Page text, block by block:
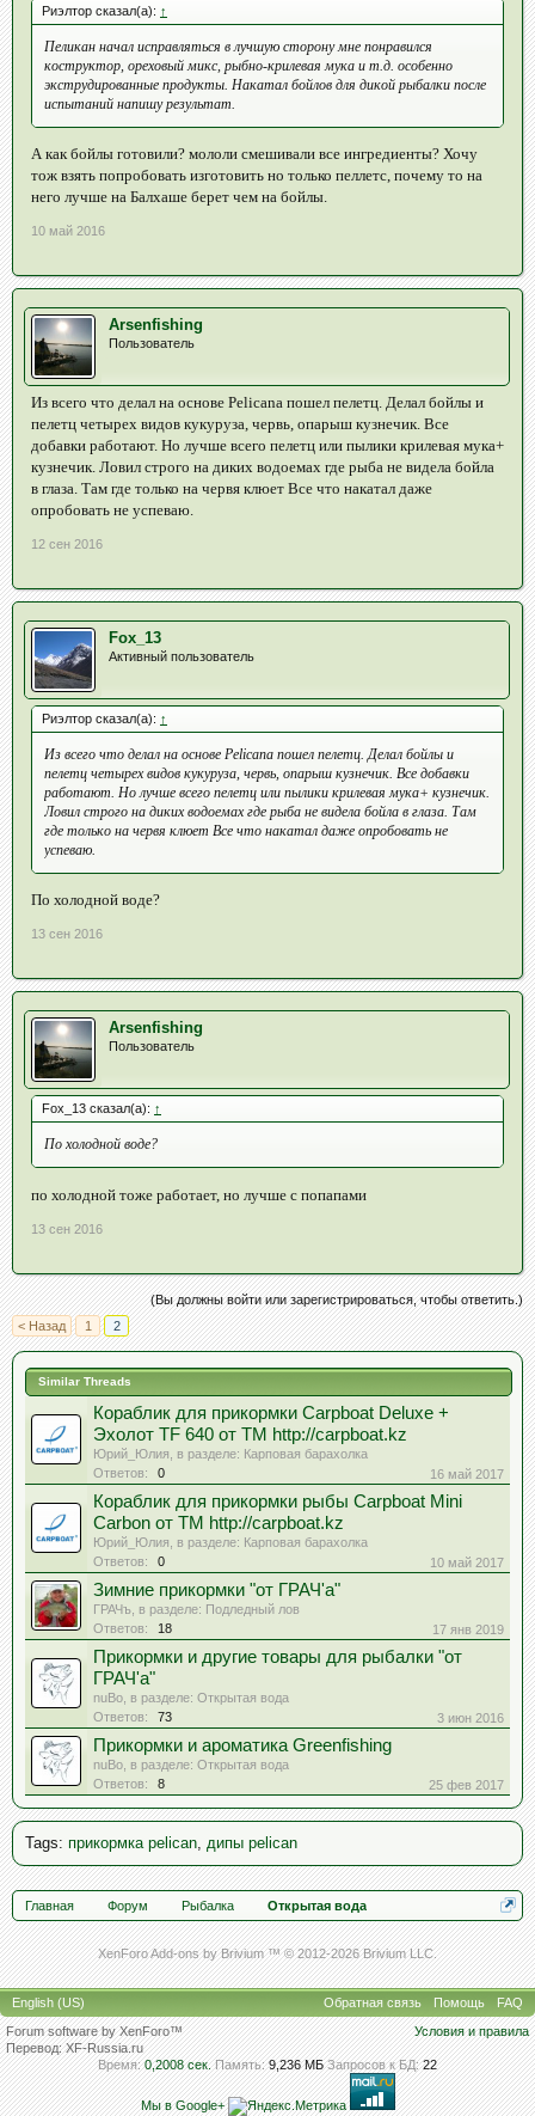
Риэлтор сказал(а): ↑
Пеликан начал исправляться в лучшую сторону мне понравился
коструктор, ореховый микс, рыбно-крилевая мука и т.д. особенно
экструдированные продукты. Накатал бойлов для дикой рыбалки после
испытаний напишу результат.
А как бойлы готовили? мололи смешивали все ингредиенты? Хочу
тож взять попробовать изготовить но только пеллетс, почему то на
него лучше на Балхаше берет чем на бойлы.
10 май 2016
Arsenfishing
Пользователь
Из всего что делал на основе Pelicana пошел пелетц. Делал бойлы и
пелетц четырех видов кукуруза, червь, опарыш кузнечик. Все
добавки работают. Но лучше всего пелетц или пылики крилевая мука+
кузнечик. Ловил строго на диких водоемах где рыба не видела бойла
в глаза. Там где только на червя клюет Все что накатал даже
опробовать не успеваю.
12 сен 2016
Fox_13
Активный пользователь
Риэлтор сказал(а): ↑
Из всего что делал на основе Pelicana пошел пелетц. Делал бойлы и
пелетц четырех видов кукуруза, червь, опарыш кузнечик. Все добавки
работают. Но лучше всего пелетц или пылики крилевая мука+ кузнечик.
Ловил строго на диких водоемах где рыба не видела бойла в глаза. Там
где только на червя клюет Все что накатал даже опробовать не
успеваю.
По холодной воде?
13 сен 2016
Arsenfishing
Пользователь
Fox_13 сказал(а): ↑
По холодной воде?
по холодной тоже работает, но лучше с попапами
13 сен 2016
(Вы должны войти или зарегистрироваться, чтобы ответить.)
< Назад
1 2
Similar Threads
Кораблик для прикормки Carpboat Deluxe +
Эхолот TF 640 от ТМ http://carpboat.kz
Юрий_Юлия , в разделе: Карповая барахолка
Ответов:
0 16 май 2017
Кораблик для прикормки рыбы Carpboat Mini
Carbon от ТМ http://carpboat.kz
Юрий_Юлия , в разделе: Карповая барахолка
Ответов:
0 10 май 2017
Зимние прикормки "от ГРАЧ'а"
ГРАЧъ , в разделе: Подледный лов
Ответов:
18 17 янв 2019
Прикормки и другие товары для рыбалки "от
ГРАЧ'а"
nuBo , в разделе: Открытая вода
Ответов:
73 3 июн 2016
Прикормки и ароматика Greenfishing
nuBo , в разделе: Открытая вода
Ответов:
8 25 фев 2017
Tags: прикормка pelican дипы pelican
Главная Форум Рыбалка Открытая вода
XenForo Add-ons by Brivium ™ © 2012-2026 Brivium LLC.
English (US) Обратная связь Помощь
FAQ
Условия и правила
Forum software by XenForo™
Перевод:XF-Russia.ru
Время: 0,2008 сек. Память: 9,236 МБ Запросов к БД: 22
Мы в Google+